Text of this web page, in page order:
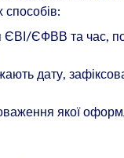
способів:
ЄФВВ та час,
дату,
якої